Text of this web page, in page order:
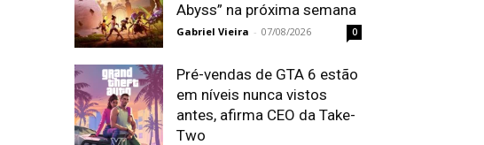
Abyss” na próxima semana
Gabriel Vieira - 07/08/2026 0
Pré-vendas de GTA 6 estão
em níveis nunca vistos
antes, afirma CEO da Take-
Two